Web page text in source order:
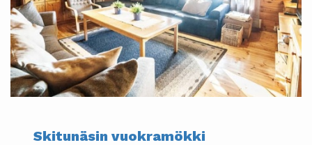
Skitunäsin vuokramökki